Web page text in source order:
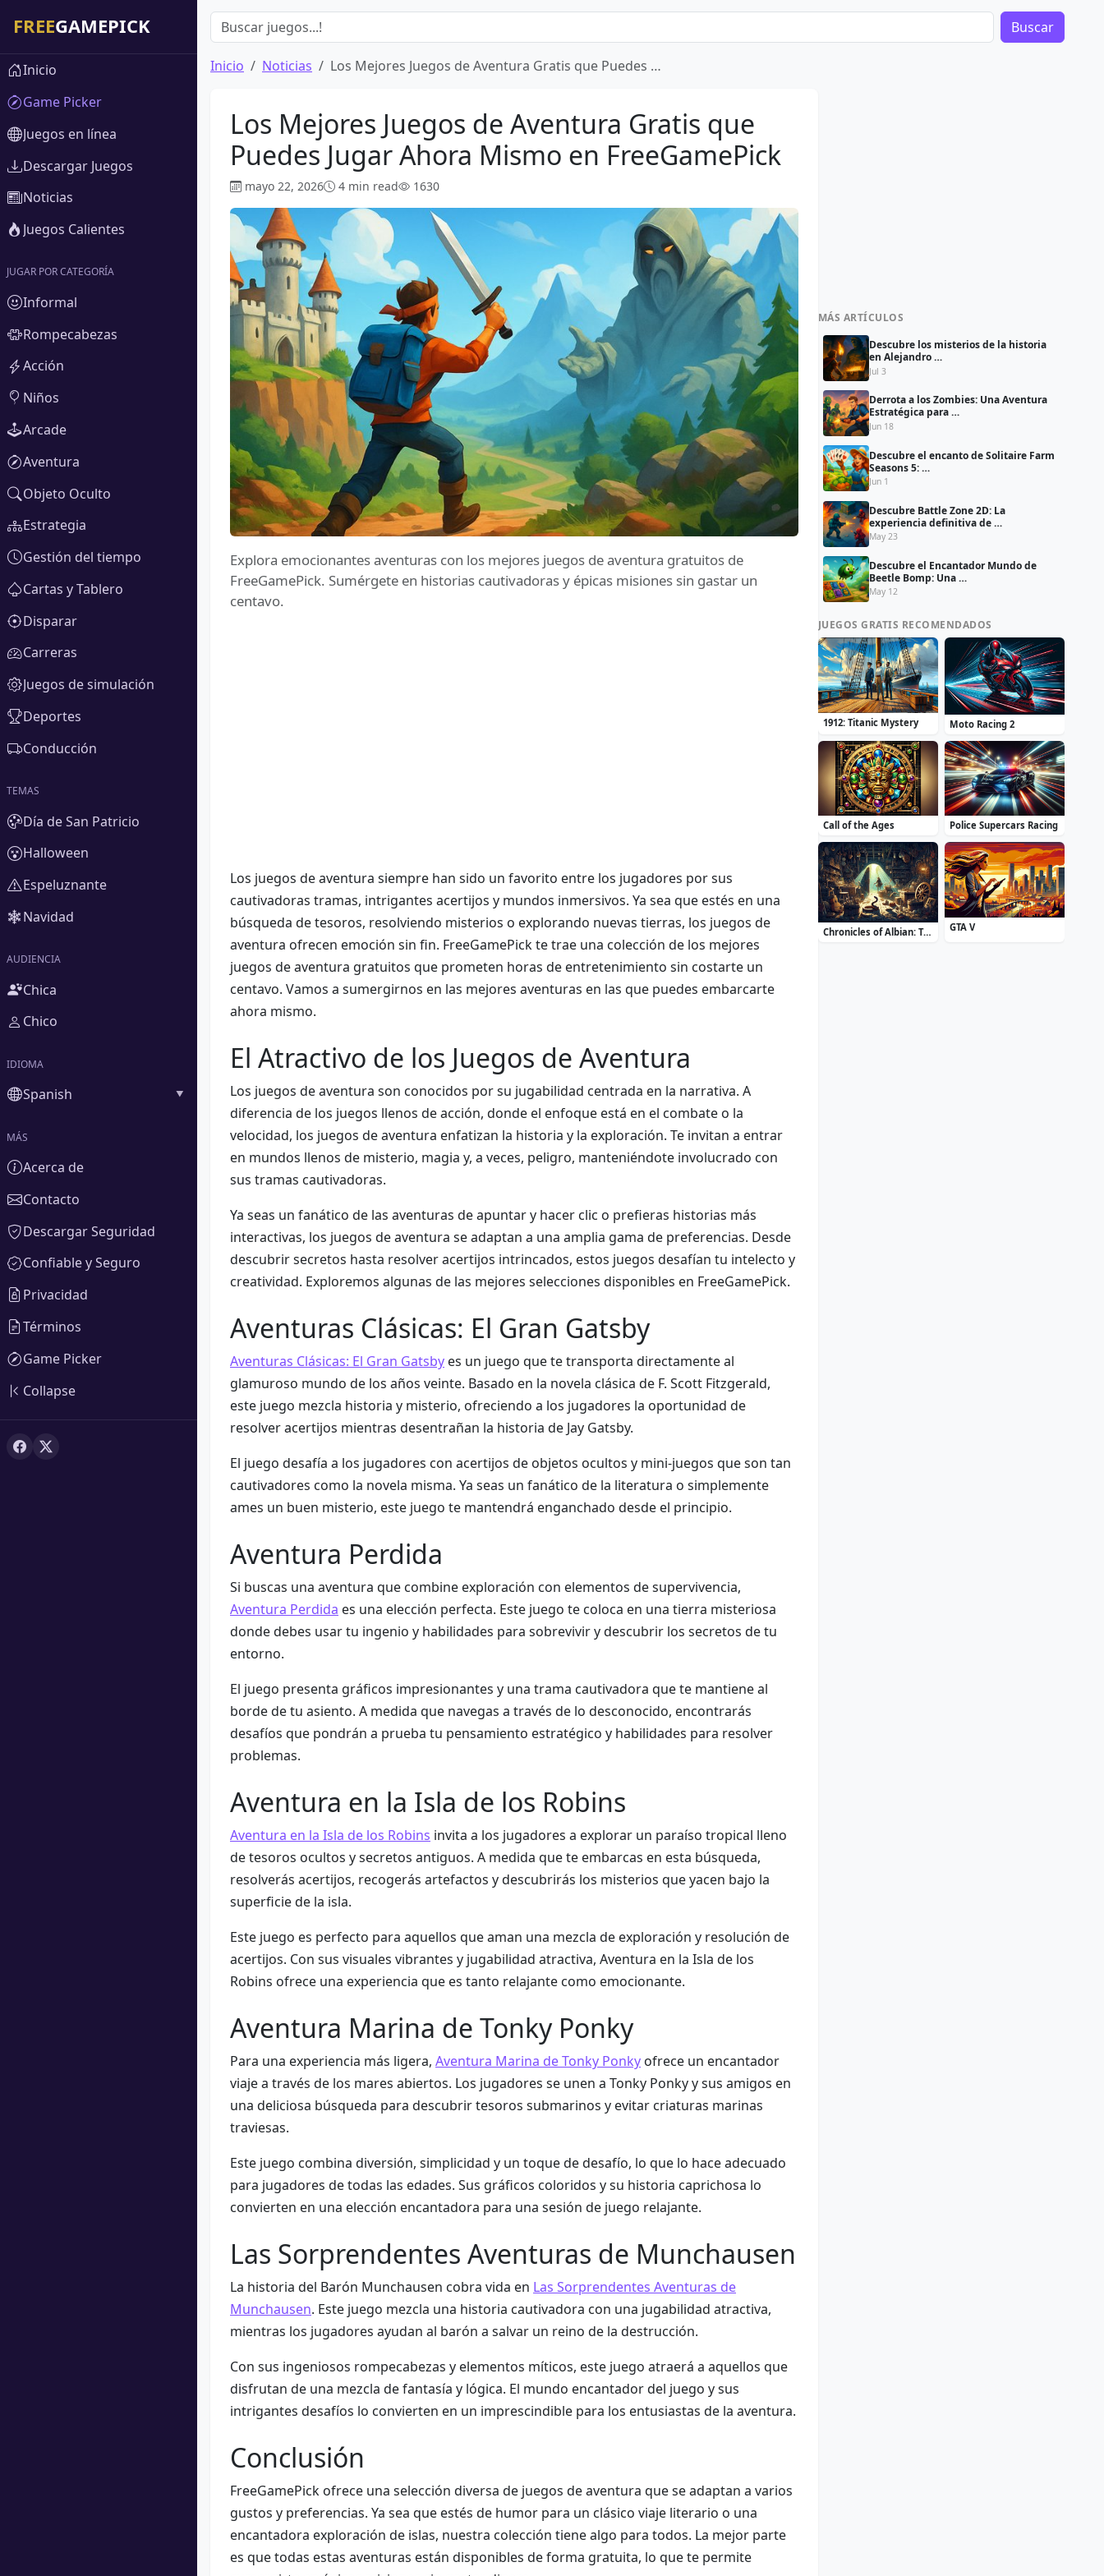
Buscar
Inicio Noticias Los Mejores Juegos de Aventura Gratis que Puedes …
Los Mejores Juegos de Aventura Gratis que
Puedes Jugar Ahora Mismo en FreeGamePick
mayo 22, 2026 4 min read 1630
Explora emocionantes aventuras con los mejores juegos de aventura gratuitos de
FreeGamePick. Sumérgete en historias cautivadoras y épicas misiones sin gastar un
centavo.
Los juegos de aventura siempre han sido un favorito entre los jugadores por sus
cautivadoras tramas, intrigantes acertijos y mundos inmersivos. Ya sea que estés en una
búsqueda de tesoros, resolviendo misterios o explorando nuevas tierras, los juegos de
aventura ofrecen emoción sin fin. FreeGamePick te trae una colección de los mejores
juegos de aventura gratuitos que prometen horas de entretenimiento sin costarte un
centavo. Vamos a sumergirnos en las mejores aventuras en las que puedes embarcarte
ahora mismo.
El Atractivo de los Juegos de Aventura
Los juegos de aventura son conocidos por su jugabilidad centrada en la narrativa. A
diferencia de los juegos llenos de acción, donde el enfoque está en el combate o la
velocidad, los juegos de aventura enfatizan la historia y la exploración. Te invitan a entrar
en mundos llenos de misterio, magia y, a veces, peligro, manteniéndote involucrado con
sus tramas cautivadoras.
Ya seas un fanático de las aventuras de apuntar y hacer clic o prefieras historias más
interactivas, los juegos de aventura se adaptan a una amplia gama de preferencias. Desde
descubrir secretos hasta resolver acertijos intrincados, estos juegos desafían tu intelecto y
creatividad. Exploremos algunas de las mejores selecciones disponibles en FreeGamePick.
Aventuras Clásicas: El Gran Gatsby
Aventuras Clásicas: El Gran Gatsby es un juego que te transporta directamente al
glamuroso mundo de los años veinte. Basado en la novela clásica de F. Scott Fitzgerald,
este juego mezcla historia y misterio, ofreciendo a los jugadores la oportunidad de
resolver acertijos mientras desentrañan la historia de Jay Gatsby.
El juego desafía a los jugadores con acertijos de objetos ocultos y mini-juegos que son tan
cautivadores como la novela misma. Ya seas un fanático de la literatura o simplemente
ames un buen misterio, este juego te mantendrá enganchado desde el principio.
Aventura Perdida
Si buscas una aventura que combine exploración con elementos de supervivencia,
Aventura Perdida es una elección perfecta. Este juego te coloca en una tierra misteriosa
donde debes usar tu ingenio y habilidades para sobrevivir y descubrir los secretos de tu
entorno.
El juego presenta gráficos impresionantes y una trama cautivadora que te mantiene al
borde de tu asiento. A medida que navegas a través de lo desconocido, encontrarás
desafíos que pondrán a prueba tu pensamiento estratégico y habilidades para resolver
problemas.
Aventura en la Isla de los Robins
Aventura en la Isla de los Robins invita a los jugadores a explorar un paraíso tropical lleno
de tesoros ocultos y secretos antiguos. A medida que te embarcas en esta búsqueda,
resolverás acertijos, recogerás artefactos y descubrirás los misterios que yacen bajo la
superficie de la isla.
Este juego es perfecto para aquellos que aman una mezcla de exploración y resolución de
acertijos. Con sus visuales vibrantes y jugabilidad atractiva, Aventura en la Isla de los
Robins ofrece una experiencia que es tanto relajante como emocionante.
Aventura Marina de Tonky Ponky
Para una experiencia más ligera, Aventura Marina de Tonky Ponky ofrece un encantador
viaje a través de los mares abiertos. Los jugadores se unen a Tonky Ponky y sus amigos en
una deliciosa búsqueda para descubrir tesoros submarinos y evitar criaturas marinas
traviesas.
Este juego combina diversión, simplicidad y un toque de desafío, lo que lo hace adecuado
para jugadores de todas las edades. Sus gráficos coloridos y su historia caprichosa lo
convierten en una elección encantadora para una sesión de juego relajante.
Las Sorprendentes Aventuras de Munchausen
La historia del Barón Munchausen cobra vida en Las Sorprendentes Aventuras de
Munchausen. Este juego mezcla una historia cautivadora con una jugabilidad atractiva,
mientras los jugadores ayudan al barón a salvar un reino de la destrucción.
Con sus ingeniosos rompecabezas y elementos míticos, este juego atraerá a aquellos que
disfrutan de una mezcla de fantasía y lógica. El mundo encantador del juego y sus
intrigantes desafíos lo convierten en un imprescindible para los entusiastas de la aventura.
Conclusión
FreeGamePick ofrece una selección diversa de juegos de aventura que se adaptan a varios
gustos y preferencias. Ya sea que estés de humor para un clásico viaje literario o una
encantadora exploración de islas, nuestra colección tiene algo para todos. La mejor parte
es que todas estas aventuras están disponibles de forma gratuita, lo que te permite
MÁS ARTÍCULOS
Descubre los misterios de la historia
en Alejandro …
Jul 3
Derrota a los Zombies: Una Aventura
Estratégica para …
Jun 18
Descubre el encanto de Solitaire Farm
Seasons 5: …
Jun 1
Descubre Battle Zone 2D: La
experiencia definitiva de …
May 23
Descubre el Encantador Mundo de
Beetle Bomp: Una …
May 12
JUEGOS GRATIS RECOMENDADOS
1912: Titanic Mystery Moto Racing 2
Call of the Ages Police Supercars Racing
Chronicles of Albian: The Magic Convention GTA V
Inicio
Game Picker
Juegos en línea
Descargar Juegos
Noticias
Juegos Calientes
JUGAR POR CATEGORÍA
Informal
Rompecabezas
Acción
Niños
Arcade
Aventura
Objeto Oculto
Estrategia
Gestión del tiempo
Cartas y Tablero
Disparar
Carreras
Juegos de simulación
Deportes
Conducción
TEMAS
Día de San Patricio
Halloween
Espeluznante
Navidad
AUDIENCIA
Chica
Chico
IDIOMA
Spanish
MÁS
Acerca de
Contacto
Descargar Seguridad
Confiable y Seguro
Privacidad
Términos
Game Picker
Collapse